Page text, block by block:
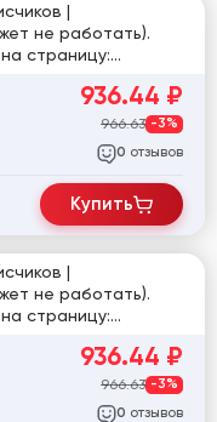
|
не работать).
страницу:
936.44 ₽
966.63 -3%
0 отзывов
Купить
|
не работать).
страницу:
936.44 ₽
966.63 -3%
0 отзывов